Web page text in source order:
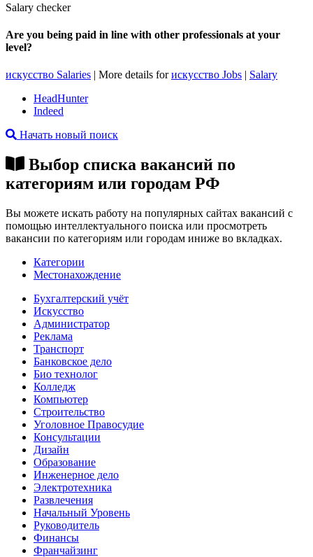
Salary checker
Are you being paid in line with other professionals at your
level?
искусство Salaries | More details forискусство Jobs | Salary
HeadHunter
Indeed
Начать новый поиск
Выбор списка вакансий по
категориям или городам РФ
Вы можете искать работу на популярных сайтах вакансий с
помощью интеллектуального поиска или просмотреть
вакансии по категориям или городам иниже во вкладках.
Категории
Местонахождение
Бухгалтерский учёт
Искусство
Администратор
Реклама
Транспорт
Банковское дело
Био технолог
Колледж
Компьютер
Строительство
Уголовное Правосудие
Консультации
Дизайн
Образование
Инженерное дело
Электротехника
Развлечения
Начальный Уровень
Руководитель
Финансы
Франчайзинг